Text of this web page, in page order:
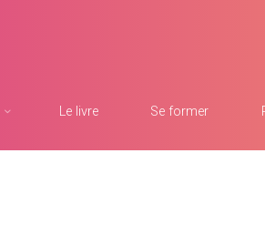
Le livre Se former